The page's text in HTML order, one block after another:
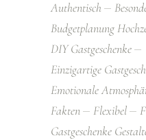
Authentisch
Budgetplanung
DIY Gastgeschenke
Einzigartige
Emotionale
Fakten
Flexibel
Gastgeschenke